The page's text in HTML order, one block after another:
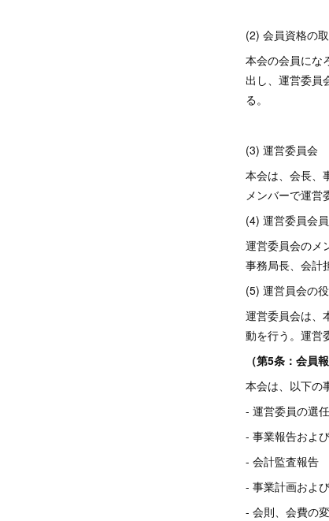
（こ
(2) 会員資格の
本会の会員にな
出し、運営委員
る。
（こ
(3) 運営委員会
本会は、会長、
メンバーで運営
(4) 運営委員会
運営委員会のメ
事務局長、会計
(5) 運営員会の
運営委員会は、
動を行う。運営
（第5条：会員
本会は、以下の
- 運営委員の選任
- 事業報告およ
- 会計監査報告
- 事業計画およ
- 会則、会費の